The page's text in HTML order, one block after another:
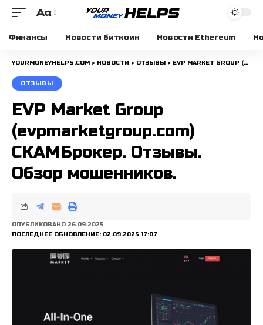
Размера
шрифта
Aa
Финансы Новости биткоин Новости Ethereum
YOURMONEYHELPS.COM > НОВОСТИ > ОТЗЫВЫ > EVP MARKET GROUP (EVPMARKETGROUP.COM) СКАМБРОКЕР. ОТЗЫВЫ. ОБЗОР МОШЕННИКОВ.
ОТЗЫВЫ
EVP Market Group
(evpmarketgroup.com)
СКАМБрокер. Отзывы.
Обзор мошенников.
ПОСЛЕДНЕЕ ОБНОВЛЕНИЕ: 02.09.2025 17:07
ОПУБЛИКОВАНО 26.09.2025